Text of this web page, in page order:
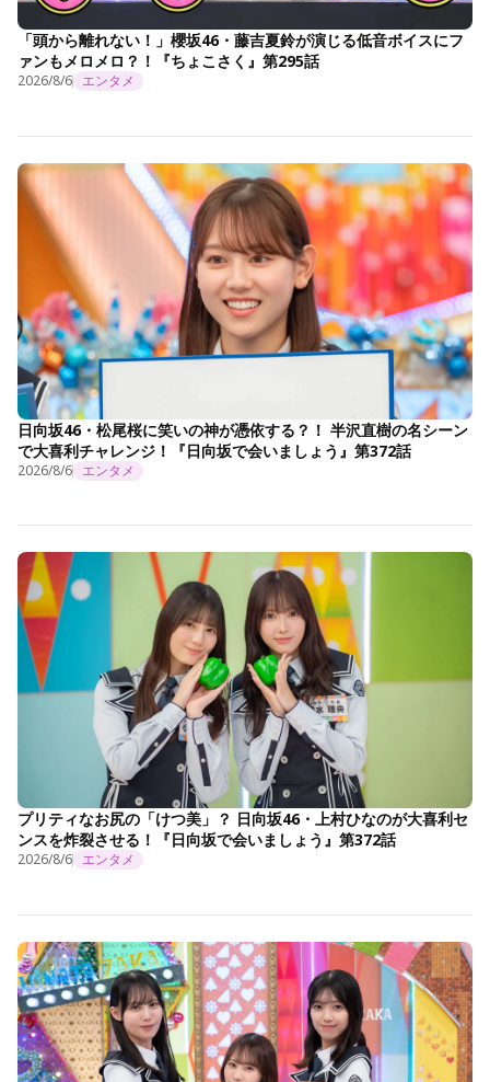
「頭から離れない！」櫻坂46・藤吉夏鈴が演じる低音ボイスにフ
ァンもメロメロ？！『ちょこさく』第295話
2026/8/6 エンタメ
日向坂46・松尾桜に笑いの神が憑依する？！ 半沢直樹の名シーン
で大喜利チャレンジ！『日向坂で会いましょう』第372話
2026/8/6 エンタメ
プリティなお尻の「けつ美」？ 日向坂46・上村ひなのが大喜利セ
ンスを炸裂させる！『日向坂で会いましょう』第372話
2026/8/6 エンタメ